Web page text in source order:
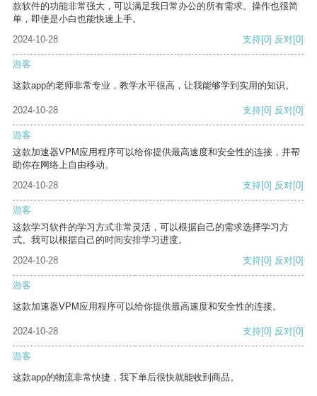
款软件的功能非常强大，可以满足我日常办公的所有需求。操作也很简
单，即使是小白也能快速上手。
2024-10-28
支持[0] 反对[0]
游客
这款app的老师非常专业，教学水平很高，让我能够学到实用的知识。
2024-10-28 支持[0] 反对[0]
游客
这款加速器VPM应用程序可以给你提供最高速度和安全性的连接，并帮
助你在网络上自由移动。
2024-10-28
支持[0] 反对[0]
游客
这款学习软件的学习方式非常灵活，可以根据自己的需求选择学习方
式。我可以根据自己的时间安排学习进度。
2024-10-28
支持[0] 反对[0]
游客
这款加速器VPM应用程序可以给你提供最高速度和安全性的连接。
2024-10-28 支持[0] 反对[0]
游客
这款app的物流非常快捷，我下单后很快就能收到商品。